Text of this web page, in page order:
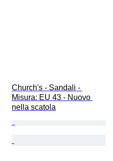
Church's - Sandali -
Misura: EU 43 - Nuovo
nella scatola